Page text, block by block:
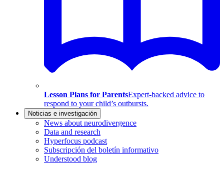
Lesson Plans for ParentsExpert-backed advice to
respond to your child’s outbursts.
Noticias e investigación
News about neurodivergence
Data and research
Hyperfocus podcast
Subscripción del boletín informativo
Understood blog